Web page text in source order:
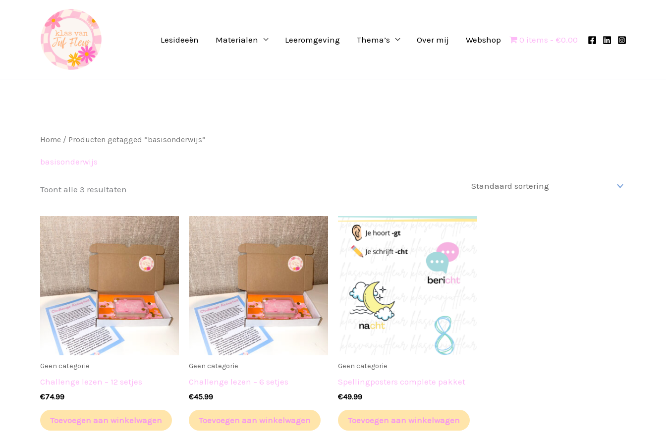
Lesideeën Materialen Leeromgeving Thema’s Over mij Webshop 0 items €0.00
Home / Producten getagged “basisonderwijs”
basisonderwijs
Toont alle 3 resultaten
Geen categorie
Challenge lezen – 12 setjes
€74.99
Toevoegen aan winkelwagen
Geen categorie
Challenge lezen – 6 setjes
€45.99
Toevoegen aan winkelwagen
Geen categorie
Spellingposters complete pakket
€49.99
Toevoegen aan winkelwagen